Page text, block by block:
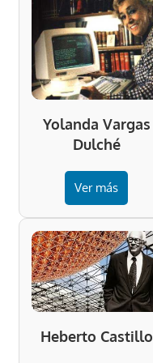
Yolanda Vargas
Dulché
Ver más
Heberto Castillo